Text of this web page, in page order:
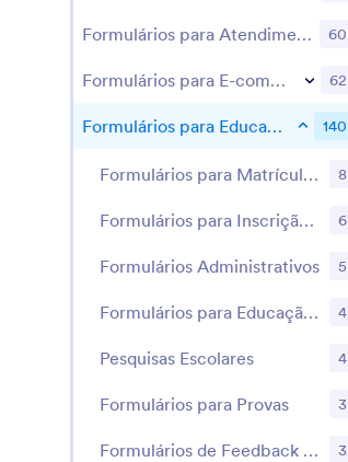
Formulários para Atendimento ao Cliente 60
Formulários para E-commerce 62
Formulários para Educação 140
Formulários para Matrículas Escolares 8
Formulários para Inscrição de Estudantes 6
Formulários Administrativos 5
Formulários para Educação Básica 4
Pesquisas Escolares 4
Formulários para Provas 3
Formulários de Feedback para Professores 3